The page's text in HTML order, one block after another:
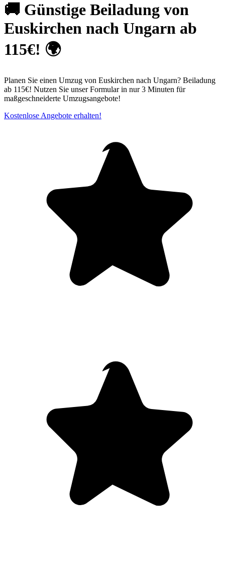
🚚 Günstige Beiladung von
Euskirchen nach Ungarn ab
115€! 🌍
Planen Sie einen Umzug von Euskirchen nach Ungarn? Beiladung
ab 115€! Nutzen Sie unser Formular in nur 3 Minuten für
maßgeschneiderte Umzugsangebote!
Kostenlose Angebote erhalten!